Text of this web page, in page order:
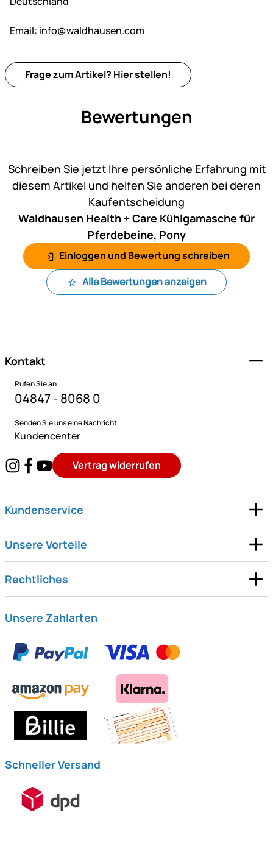
Email: info@waldhausen.com
Frage zum Artikel? Hierstellen!
Bewertungen
Schreiben Sie jetzt Ihre persönliche Erfahrung mit
diesem Artikel und helfen Sie anderen bei deren
Kaufentscheidung
Waldhausen Health + Care Kühlgamasche für
Pferdebeine, Pony
Einloggen und Bewertung schreiben
Alle Bewertungen anzeigen
Kontakt
Rufen Sie an
04847 - 8068 0
Senden Sie uns eine Nachricht
Kundencenter
Vertrag widerrufen
Kundenservice
Unsere Vorteile
Rechtliches
Unsere Zahlarten
Schneller Versand